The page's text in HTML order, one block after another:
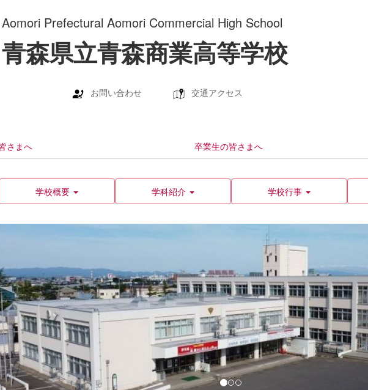
Aomori Prefectural Aomori Commercial High School
青森県立青森商業高等学校
お問い合わせ 交通アクセス
さまへ 卒業生の皆さまへ
学校概要 学科紹介 学校行事